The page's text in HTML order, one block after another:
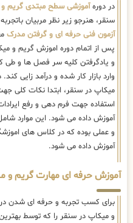
در دورهآموزشی سطح مبتدی گریم
سنقر، هنرجو زیر نظر مربیان
آزمون فنی حرفه ای و گرفتن مدرک
پس از اتمام دوره اموزش گریم و
و یادگرفتن کلیه سر فصل ها و
وارد بازار کار شده و درآمد زایی
میکاپ در سنقر، ابتدا نکات کلی
استفاده جهت فرم دهی و رفع
آموزش داده می شود. این موارد
و عملی بوده که در کلاس های
آموزش داده می شود.
آموزش حرفه ای مهارت گریم و
برای کسب تجربه و حرفه ای شدن در
و میکاپ در سنقر را که توسط